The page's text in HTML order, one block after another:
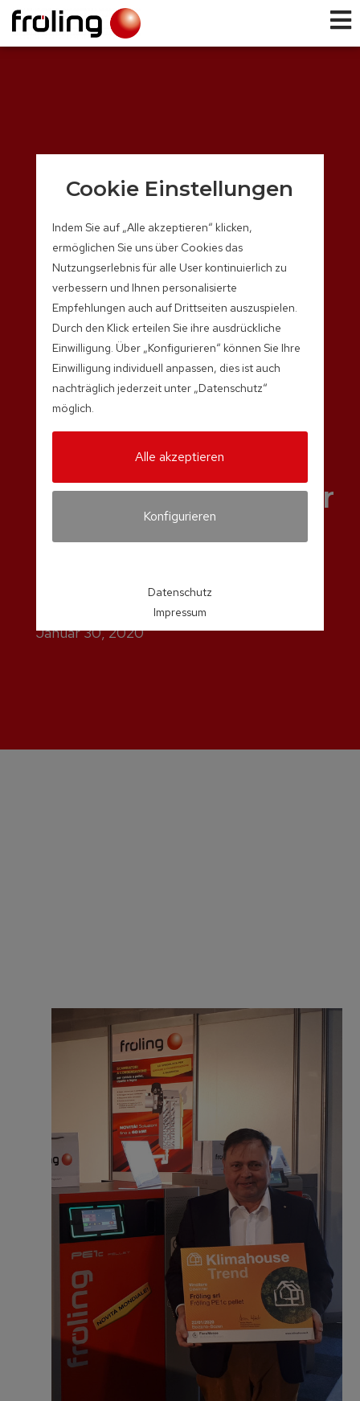
Innovationspreis für
Fröling Pellet-
PE1c Pellet
Januar 30, 2020
Cookie Einstellungen
Indem Sie auf „Alle akzeptieren“ klicken,
ermöglichen Sie uns über Cookies das
Nutzungserlebnis für alle User kontinuierlich zu
verbessern und Ihnen personalisierte
Empfehlungen auch auf Drittseiten auszuspielen.
Durch den Klick erteilen Sie ihre ausdrückliche
Einwilligung. Über „Konfigurieren“ können Sie Ihre
Einwilligung individuell anpassen, dies ist auch
nachträglich jederzeit unter „Datenschutz“
möglich.
Alle akzeptieren
Konfigurieren
Datenschutz
Impressum